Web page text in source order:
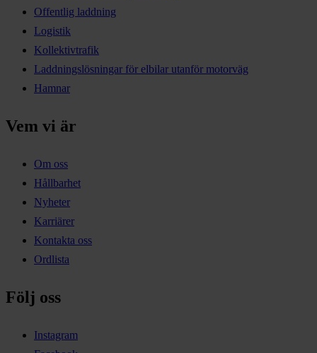
Offentlig laddning
Logistik
Kollektivtrafik
Laddningslösningar för elbilar utanför motorväg
Hamnar
Vem vi är
Om oss
Hållbarhet
Nyheter
Karriärer
Kontakta oss
Ordlista
Följ oss
Instagram